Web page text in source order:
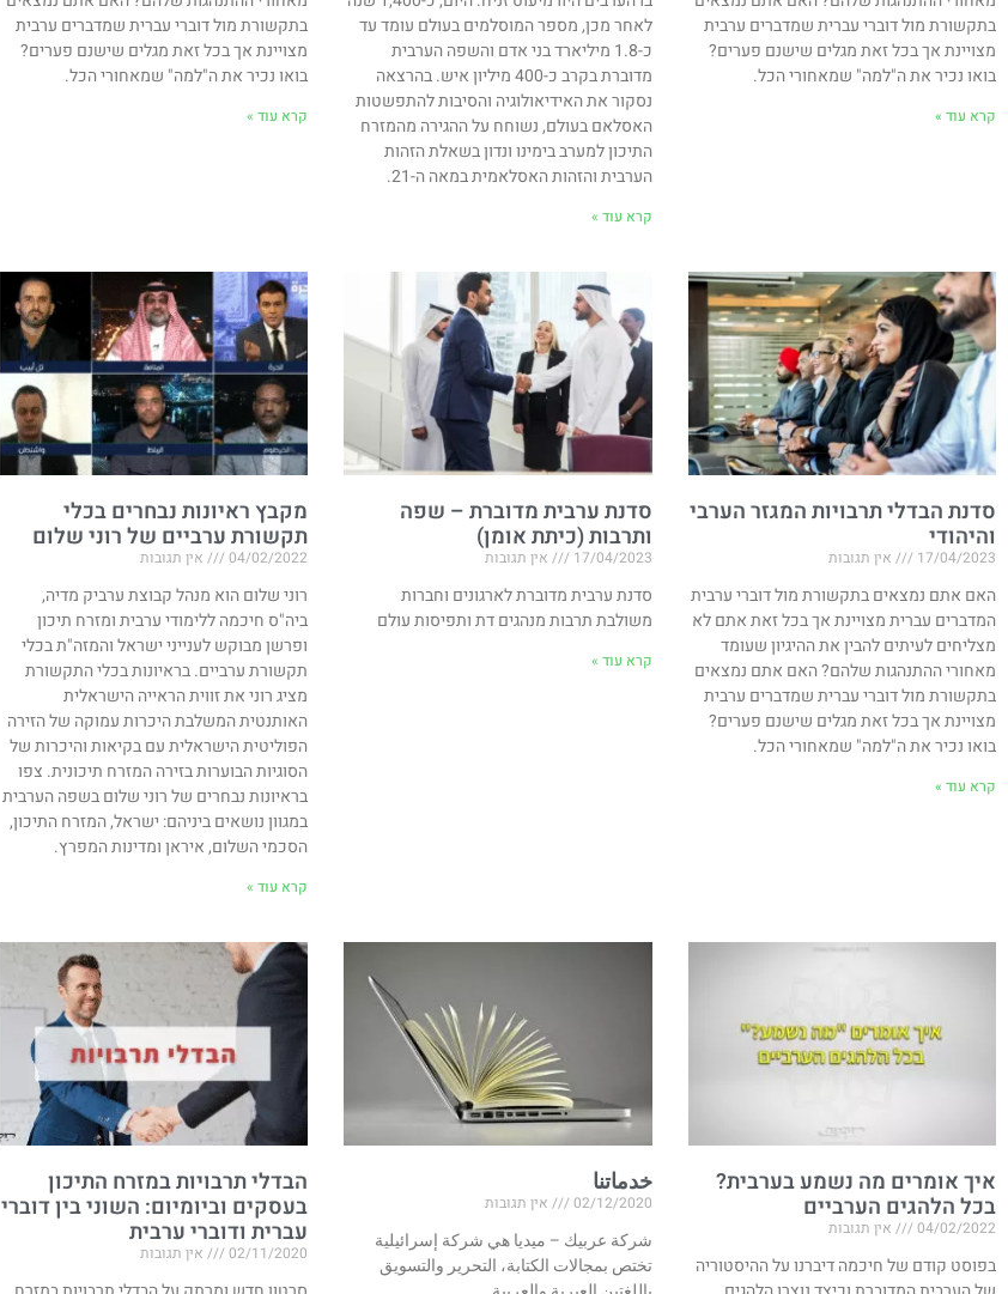
בתקשורת מול דוברי עברית שמדברים ערבית
מצויינת אך בכל זאת מגלים שישנם פערים?
בואו נכיר את ה"למה" שמאחורי הכל.
קרא עוד »
לאחר מכן, מספר המוסלמים בעולם עומד עד
כ-1.8 מיליארד בני אדם והשפה הערבית
מדוברת בקרב כ-400 מיליון איש. בהרצאה
נסקור את האידיאולוגיה והסיבות להתפשטות
האסלאם בעולם, נשוחח על ההגירה מהמזרח
התיכון למערב בימינו ונדון בשאלת הזהות
הערבית והזהות האסלאמית במאה ה-21.
קרא עוד »
בתקשורת מול דוברי עברית שמדברים ערבית
מצויינת אך בכל זאת מגלים שישנם פערים?
בואו נכיר את ה"למה" שמאחורי הכל.
קרא עוד »
סדנת הבדלי תרבויות המגזר הערבי
והיהודי
17/04/2023 אין תגובות
האם אתם נמצאים בתקשורת מול דוברי ערבית
המדברים עברית מצויינת אך בכל זאת אתם לא
מצליחים לעיתים להבין את ההיגיון שעומד
מאחורי ההתנהגות שלהם? האם אתם נמצאים
בתקשורת מול דוברי עברית שמדברים ערבית
מצויינת אך בכל זאת מגלים שישנם פערים?
בואו נכיר את ה"למה" שמאחורי הכל.
קרא עוד »
סדנת ערבית מדוברת – שפה
ותרבות (כיתת אומן)
17/04/2023 אין תגובות
סדנת ערבית מדוברת לארגונים וחברות
משולבת תרבות מנהגים דת ותפיסות עולם
קרא עוד »
מקבץ ראיונות נבחרים בכלי
תקשורת ערביים של רוני שלום
04/02/2022 אין תגובות
רוני שלום הוא מנהל קבוצת ערביק מדיה,
ביה"ס חיכמה ללימודי ערבית ומזרח תיכון
ופרשן מבוקש לענייני ישראל והמזה"ת בכלי
תקשורת ערביים. בראיונות בכלי התקשורת
מציג רוני את זווית הראייה הישראלית
האותנטית המשלבת היכרות עמוקה של הזירה
הפוליטית הישראלית עם בקיאות והיכרות של
הסוגיות הבוערות בזירה המזרח תיכונית. צפו
בראיונות נבחרים של רוני שלום בשפה הערבית
במגוון נושאים ביניהם: ישראל, המזרח התיכון,
הסכמי השלום, איראן ומדינות המפרץ.
קרא עוד »
איך אומרים מה נשמע בערבית?
בכל הלהגים הערביים
04/02/2022 אין תגובות
בפוסט קודם של חיכמה דיברנו על ההיסטוריה
خدماتنا
02/12/2020 אין תגובות
شركة عربيك – ميديا هي شركة إسرائيلية
تختص بمجالات الكتابة، التحرير والتسويق
הבדלי תרבויות במזרח התיכון
בעסקים וביומיום: השוני בין דוברי
עברית ודוברי ערבית
02/11/2020 אין תגובות